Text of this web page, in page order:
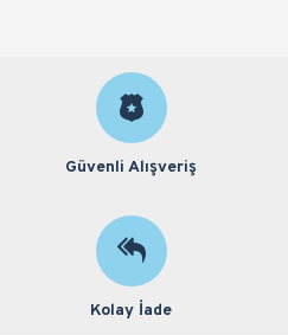
Güvenli Alışveriş
Kolay İade